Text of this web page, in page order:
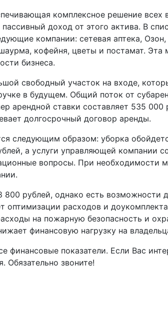
комплексное решение всех
доход от этого актива. В
компании: сетевая аптека,
кофейня, цветы и постамат. Эта
бизнеса.
свободный участок на входе,
в будущем. Общий поток от
арендной ставки составляет 535 000
долгосрочный договор аренды.
следующим образом: уборка
а услуги управляющей компании
вопросы. При необходимости
800 рублей, однако есть возможности
оптимизации расходов и
на пожарную безопасность и
финансовую нагрузку на
финансовые показатели. Если Вас
Обязательно звоните!